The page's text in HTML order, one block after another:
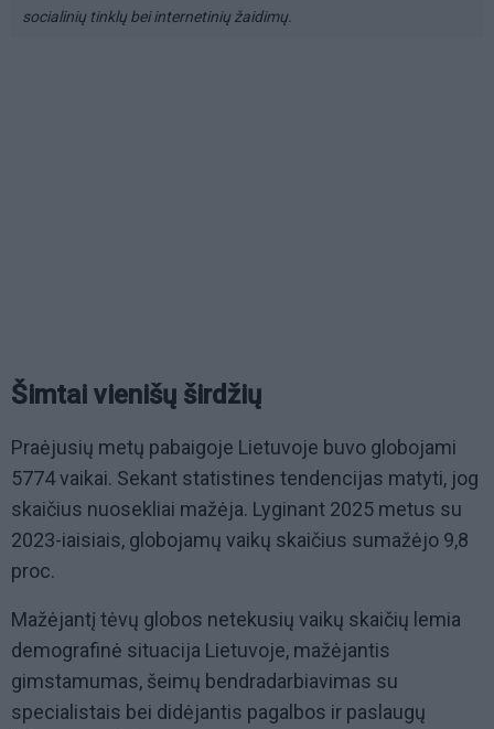
socialinių tinklų bei internetinių žaidimų.
Šimtai vienišų širdžių
Praėjusių metų pabaigoje Lietuvoje buvo globojami
5774 vaikai. Sekant statistines tendencijas matyti, jog
skaičius nuosekliai mažėja. Lyginant 2025 metus su
2023-iaisiais, globojamų vaikų skaičius sumažėjo 9,8
proc.
Mažėjantį tėvų globos netekusių vaikų skaičių lemia
demografinė situacija Lietuvoje, mažėjantis
gimstamumas, šeimų bendradarbiavimas su
specialistais bei didėjantis pagalbos ir paslaugų